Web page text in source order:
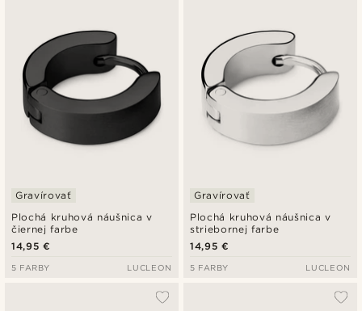
Plochá kruhová náušnica v
čiernej farbe
Gravírovať
14,95 €
5 FARBY LUCLEON
Plochá kruhová náušnica v
striebornej farbe
Gravírovať
14,95 €
5 FARBY LUCLEON